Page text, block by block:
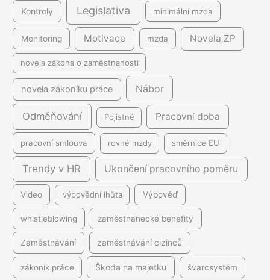
Kontroly Legislativa minimální mzda
Monitoring Motivace mzda Novela ZP
novela zákona o zaměstnanosti
novela zákoníku práce Nábor
Odměňování Pojistné Pracovní doba
pracovní smlouva rovné mzdy směrnice EU
Trendy v HR Ukončení pracovního poměru
Video výpovědní lhůta Výpověď
whistleblowing zaměstnanecké benefity
Zaměstnávání zaměstnávání cizinců
zákoník práce Škoda na majetku švarcsystém